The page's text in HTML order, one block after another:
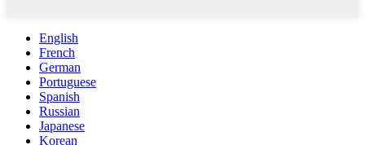
English
French
German
Portuguese
Spanish
Russian
Japanese
Korean